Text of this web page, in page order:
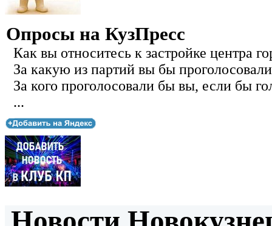
Опросы на КузПресс
Как вы относитесь к застройке центра
За какую из партий вы бы
За кого проголосовали бы вы, если бы
...